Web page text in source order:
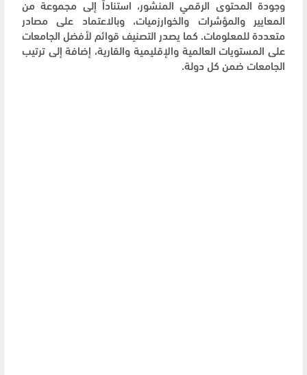
وجودة المحتوى الرقمي المنشور، استناداً إلى مجموعة من
المعايير والمؤشرات والخوارزميات، وبالاعتماد على مصادر
متعددة للمعلومات. كما يصدر التصنيف قوائم لأفضل الجامعات
على المستويات العالمية والإقليمية والقارية، إضافة إلى ترتيب
الجامعات ضمن كل دولة.